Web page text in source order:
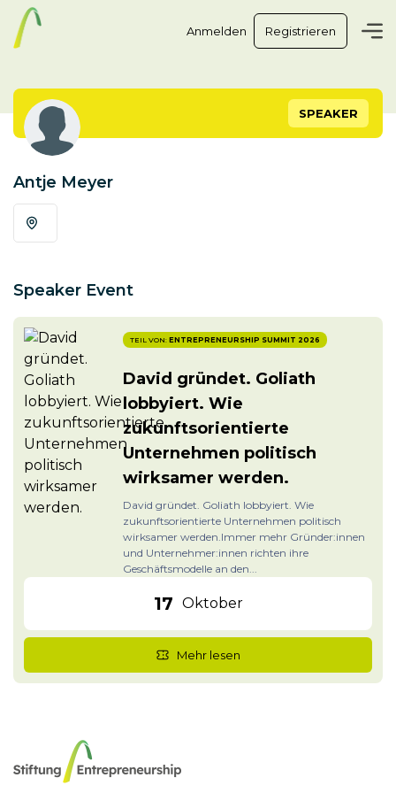
Anmelden Registrieren
SPEAKER
Antje Meyer
Speaker Event
TEIL VON: ENTREPRENEURSHIP SUMMIT 2026
David gründet. Goliath
lobbyiert. Wie
zukunftsorientierte
Unternehmen politisch
wirksamer werden.
David gründet. Goliath lobbyiert. Wie
zukunftsorientierte Unternehmen politisch
wirksamer werden.Immer mehr Gründer:innen
und Unternehmer:innen richten ihre
Geschäftsmodelle an den...
17 Oktober
Mehr lesen